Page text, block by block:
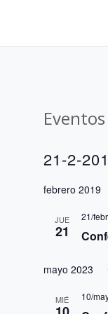
Eventos
21-2-
c
febrero 2019
JUE
21
21/
mayo 2023
MIÉ 10/